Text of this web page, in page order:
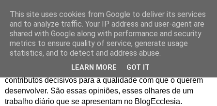
Blog Ecclesia
O jornalismo da Agência Ecclesia e dos Programas
Ecclesia e 70x7 gera opiniões entre os profissionais que o
realizam e os colaboradores em quem encontram
contributos decisivos para a qualidade com que o querem
desenvolver. São essas opiniões, esses olhares de um
trabalho diário que se apresentam no BlogEcclesia.
This site uses cookies from Google to deliver its services
and to analyze traffic. Your IP address and user-agent are
shared with Google along with performance and security
metrics to ensure quality of service, generate usage
statistics, and to detect and address abuse.
LEARN MORE GOT IT